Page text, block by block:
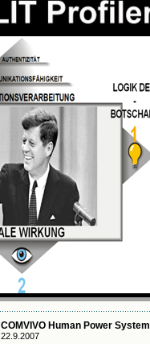
COMVIVO Human Power System
22.9.2007